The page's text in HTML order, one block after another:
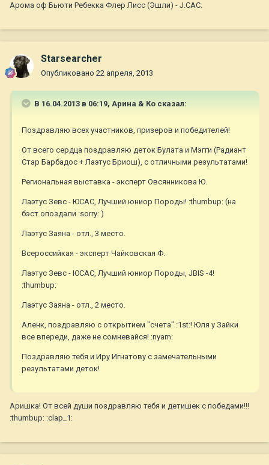
Арома оф Бьюти Ребекка Флер Лисс (Эшли) - J.CAC.
Starsearcher
Опубликовано 22 апреля, 2013
В 16.04.2013 в 06:19, Арина & Ко сказал:
Поздравляю всех участников, призеров и победителей!
От всего сердца поздравляю деток Булата и Мэгги (Радиант
Стар Барбадос + Лаэтус Бриош), с отличными результатами!
Региональная выставка - эксперт Овсянникова Ю.
Лаэтус Зевс - ЮСАС, Лучший юниор Породы! :thumbup: (на
бэст опоздали :sorry: )
Лаэтус Заяна - отл., 3 место.
Всероссийкая - эксперт Чайковская Ф.
Лаэтус Зевс - ЮСАС, Лучший юниор Породы, JBIS -4!
:thumbup:
Лаэтус Заяна - отл., 2 место.
Аленк, поздравляю с открытием "счета" :1st:! Юля у Зайки
все впереди, даже не сомневайся! :nyam:
Поздравляю тебя и Иру Игнатову с замечательными
результатами деток!
Аришка! От всей души поздравляю тебя и детишек с победами!!!
:thumbup: :clap_1: